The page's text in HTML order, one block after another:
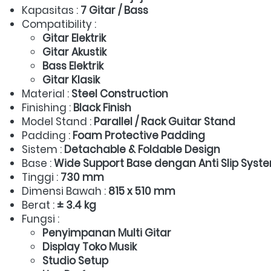
Kapasitas : 7 Gitar / Bass
Compatibility :
Gitar Elektrik
Gitar Akustik
Bass Elektrik
Gitar Klasik
Material : Steel Construction
Finishing : Black Finish
Model Stand : Parallel / Rack Guitar Stand
Padding : Foam Protective Padding
Sistem : Detachable & Foldable Design
Base : Wide Support Base dengan Anti Slip
Tinggi : 730 mm
Dimensi Bawah : 815 x 510 mm
Berat : ± 3.4 kg
Fungsi :
Penyimpanan Multi Gitar
Display Toko Musik
Studio Setup